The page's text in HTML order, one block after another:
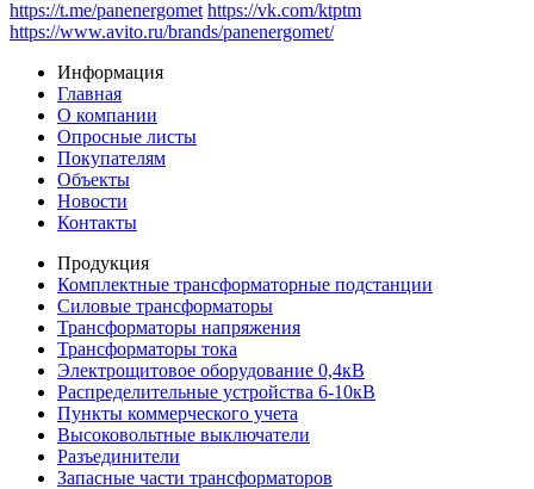
https://t.me/panenergomet https://vk.com/ktptm
https://www.avito.ru/brands/panenergomet/
Информация
Главная
О компании
Опросные листы
Покупателям
Объекты
Новости
Контакты
Продукция
Комплектные трансформаторные подстанции
Силовые трансформаторы
Трансформаторы напряжения
Трансформаторы тока
Электрощитовое оборудование 0,4кВ
Распределительные устройства 6-10кВ
Пункты коммерческого учета
Высоковольтные выключатели
Разъединители
Запасные части трансформаторов